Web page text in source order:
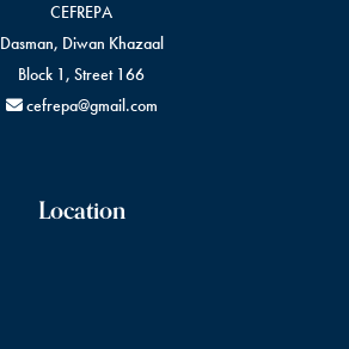
CEFREPA
Dasman, Diwan Khazaal
Block 1, Street 166
cefrepa@gmail.com
Location